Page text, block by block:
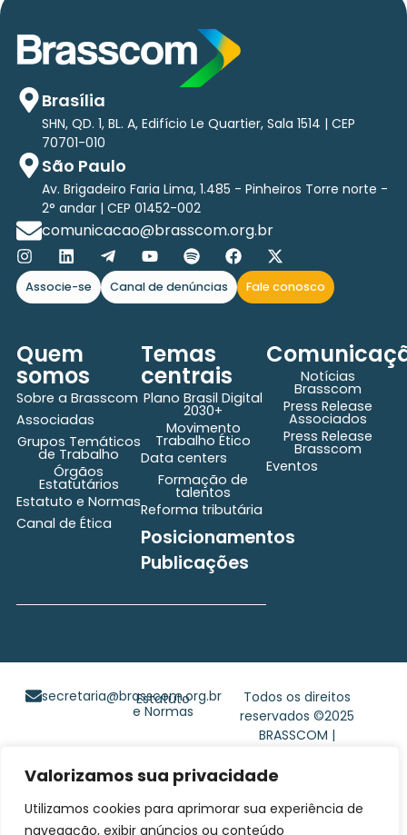
Valorizamos sua privacidade
Utilizamos cookies para aprimorar sua experiência de
navegação, exibir anúncios ou conteúdo
Brasília
SHN, QD. 1, BL. A, Edifício Le Quartier, Sala 1514 | CEP
70701-010
São Paulo
Av. Brigadeiro Faria Lima, 1.485 - Pinheiros Torre norte -
2° andar | CEP 01452-002
comunicacao@brasscom.org.br
Associe-se Canal de denúncias Fale conosco
Quem
somos
Sobre a Brasscom
Associadas
Grupos Temáticos
de Trabalho
Órgãos
Estatutários
Estatuto e Normas
Canal de Ética
Temas
centrais
Plano Brasil Digital
2030+
Movimento
Trabalho Ético
Data centers
Formação de
talentos
Reforma tributária
Posicionamentos
Publicações
Notícias
Brasscom
Press Release
Associados
Press Release
Brasscom
Eventos
Todos os direitos
reservados ©2025
BRASSCOM |
desenvolvido por
secretaria@brasscom.org.br
Estatuto
e Normas